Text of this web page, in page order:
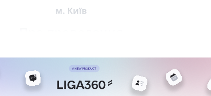
м. Київ